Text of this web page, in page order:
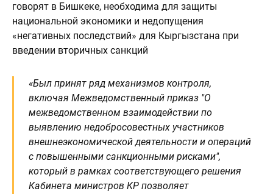
говорят в Бишкеке, необходима для защиты
национальной экономики и недопущения
«негативных последствий» для Кыргызстана при
введении вторичных санкций
«Был принят ряд механизмов контроля,
включая Межведомственный приказ "О
межведомственном взаимодействии по
выявлению недобросовестных участников
внешнеэкономической деятельности и операций
с повышенными санкционными рисками",
который в рамках соответствующего решения
Кабинета министров КР позволяет